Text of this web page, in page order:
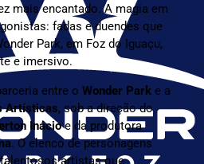
mais encantado. A magia em
fadas e duendes que
Park, em Foz do Iguaçu,
e imersivo.
entre o Wonder Park e a
Artísticas, sob a direção do
Inácioe da produtora
. O elenco de personagens
artistas que